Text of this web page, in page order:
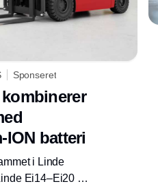
Sponseret
batteri
i Linde
Ei14–Ei20 –